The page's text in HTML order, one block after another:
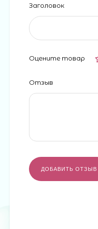
Заголовок
Оцените товар
Отзыв